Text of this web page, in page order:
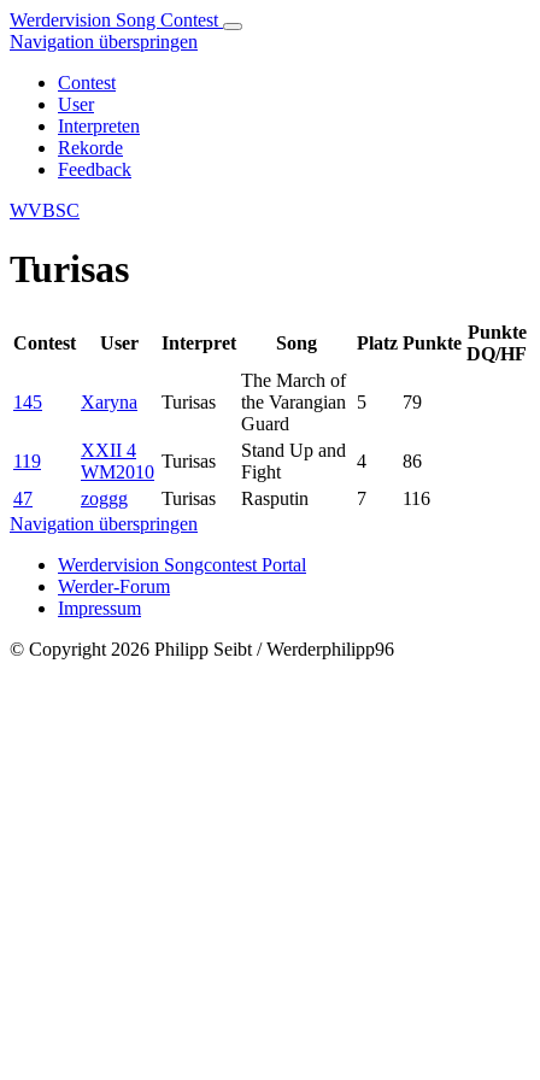
Werdervision Song Contest
Navigation überspringen
Contest
User
Interpreten
Rekorde
Feedback
WVBSC
Turisas
Contest User Interpret Song Platz Punkte
Punkte
DQ/HF
145 Xaryna Turisas
The March of
the Varangian
Guard
5 79
119
XXII 4
WM2010
Turisas
Stand Up and
Fight
4
86
47
zoggg Turisas Rasputin 7
116
Navigation überspringen
Werdervision Songcontest Portal
Werder-Forum
Impressum
© Copyright 2026 Philipp Seibt / Werderphilipp96